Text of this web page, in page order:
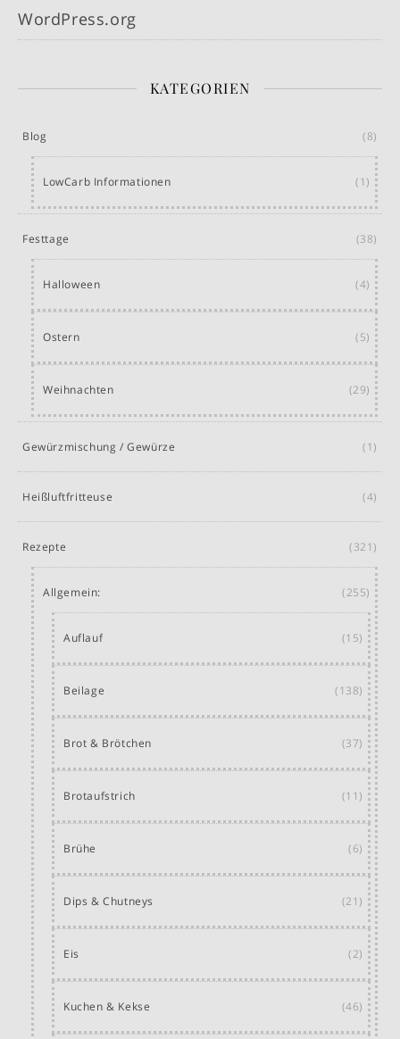
WordPress.org
KATEGORIEN
Blog (8)
LowCarb Informationen (1)
Festtage (38)
Halloween (4)
Ostern (5)
Weihnachten (29)
Gewürzmischung / Gewürze (1)
Heißluftfritteuse (4)
Rezepte (321)
Allgemein: (255)
Auflauf (15)
Beilage (138)
Brot & Brötchen (37)
Brotaufstrich (11)
Brühe (6)
Dips & Chutneys (21)
Eis (2)
Kuchen & Kekse (46)